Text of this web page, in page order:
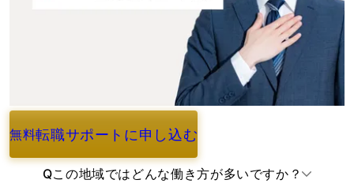
無料転職サポートに申し込む
よくあるご質問
Qこの地域ではどんな働き方が多いですか？